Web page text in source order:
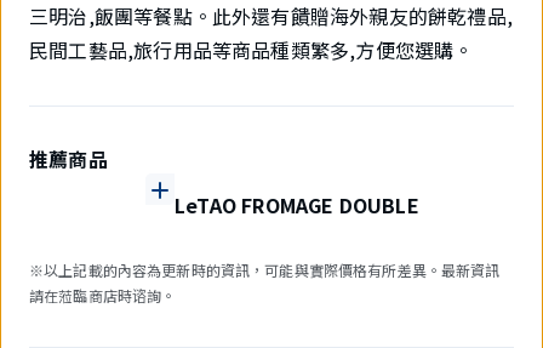
三明治,飯團等餐點。此外還有饋贈海外親友的餅乾禮品,
民間工藝品,旅行用品等商品種類繁多,方便您選購。
推薦商品
LeTAO FROMAGE DOUBLE
※以上記載的內容為更新時的資訊，可能與實際價格有所差異。最新資訊
請在蒞臨商店時谘詢。